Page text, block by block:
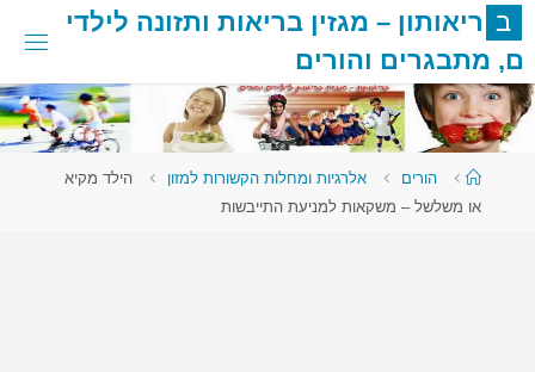
דלגו
לתוכן
ב ריאותון – מגזין בריאות ותזונה לילדי
ם, מתבגרים והורים
עמוד
ראשי
הורים אלרגיות ומחלות הקשורות למזון
הילד מקיא
או משלשל – משקאות למניעת התייבשות